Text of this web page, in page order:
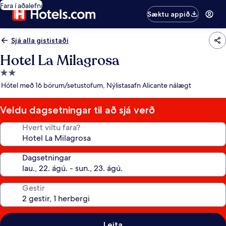
Fara í aðalefni
Sæktu appið
Sjá alla gististaði
Hotel La Milagrosa
2.0
stjörnu
Hótel með 16 börum/setustofum, Nýlistasafn Alicante nálægt
Veldu dagsetningar til að sjá verð
Hvert viltu fara?
Dagsetningar
Gestir